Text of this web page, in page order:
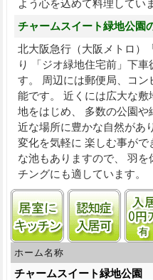
よう心を込めて料理してい
チャームスイート緑地公園
北大阪急行（大阪メトロ）
り 「ジオ緑地住宅前」下
す。 周辺には郵便局、コ
能です。 近くには広大な
地をはじめ、 多数の公園
近な場所に豊かな自然があ
変化を気軽に 楽しむ事がで
な池もありますので、 羽
チングにも適しています。
居室にキッチンあ
認知
ホーム名称
チャームスイート緑地公園